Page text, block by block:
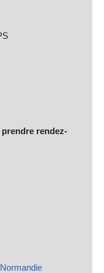
rendez-